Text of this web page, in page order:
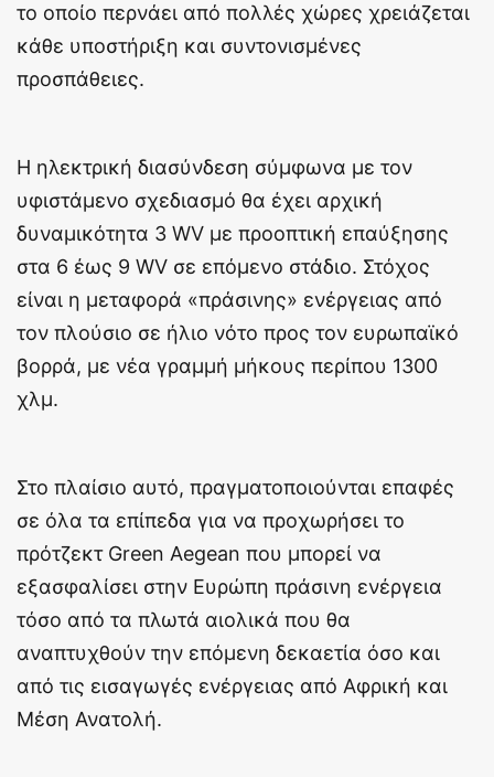
το οποίο περνάει από πολλές χώρες χρειάζεται
κάθε υποστήριξη και συντονισμένες
προσπάθειες.
Η ηλεκτρική διασύνδεση σύμφωνα με τον
υφιστάμενο σχεδιασμό θα έχει αρχική
δυναμικότητα 3 WV με προοπτική επαύξησης
στα 6 έως 9 WV σε επόμενο στάδιο. Στόχος
είναι η μεταφορά «πράσινης» ενέργειας από
τον πλούσιο σε ήλιο νότο προς τον ευρωπαϊκό
βορρά, με νέα γραμμή μήκους περίπου 1300
χλμ.
Στο πλαίσιο αυτό, πραγματοποιούνται επαφές
σε όλα τα επίπεδα για να προχωρήσει το
πρότζεκτ Green Aegean που μπορεί να
εξασφαλίσει στην Ευρώπη πράσινη ενέργεια
τόσο από τα πλωτά αιολικά που θα
αναπτυχθούν την επόμενη δεκαετία όσο και
από τις εισαγωγές ενέργειας από Αφρική και
Μέση Ανατολή.